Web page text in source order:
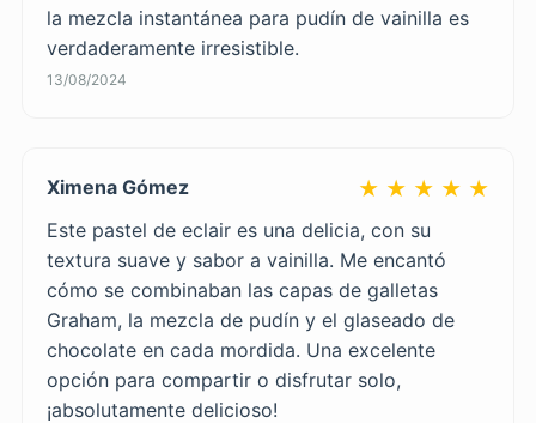
la mezcla instantánea para pudín de vainilla es
verdaderamente irresistible.
13/08/2024
Ximena Gómez ★ ★ ★ ★ ★
Este pastel de eclair es una delicia, con su
textura suave y sabor a vainilla. Me encantó
cómo se combinaban las capas de galletas
Graham, la mezcla de pudín y el glaseado de
chocolate en cada mordida. Una excelente
opción para compartir o disfrutar solo,
¡absolutamente delicioso!